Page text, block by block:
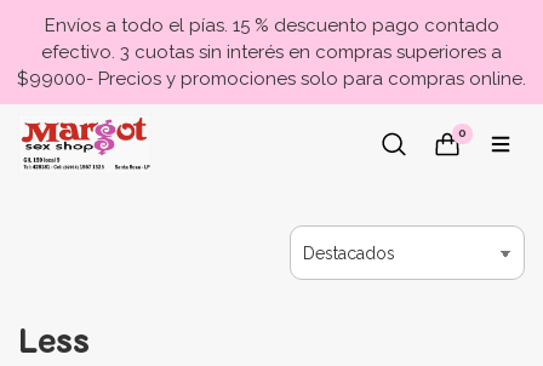
Envíos a todo el pías. 15 % descuento pago contado
efectivo. 3 cuotas sin interés en compras superiores a
$99000- Precios y promociones solo para compras online.
0
Less